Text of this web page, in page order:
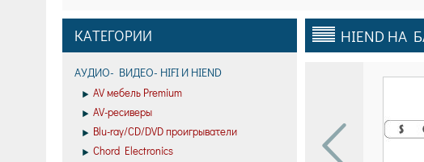
КАТЕГОРИИ
АУДИО- ВИДЕО- HIFI И HIEND
AV мебель Premium
AV-ресиверы
Blu-ray/CD/DVD проигрыватели
Chord Electronics
HIEND НА